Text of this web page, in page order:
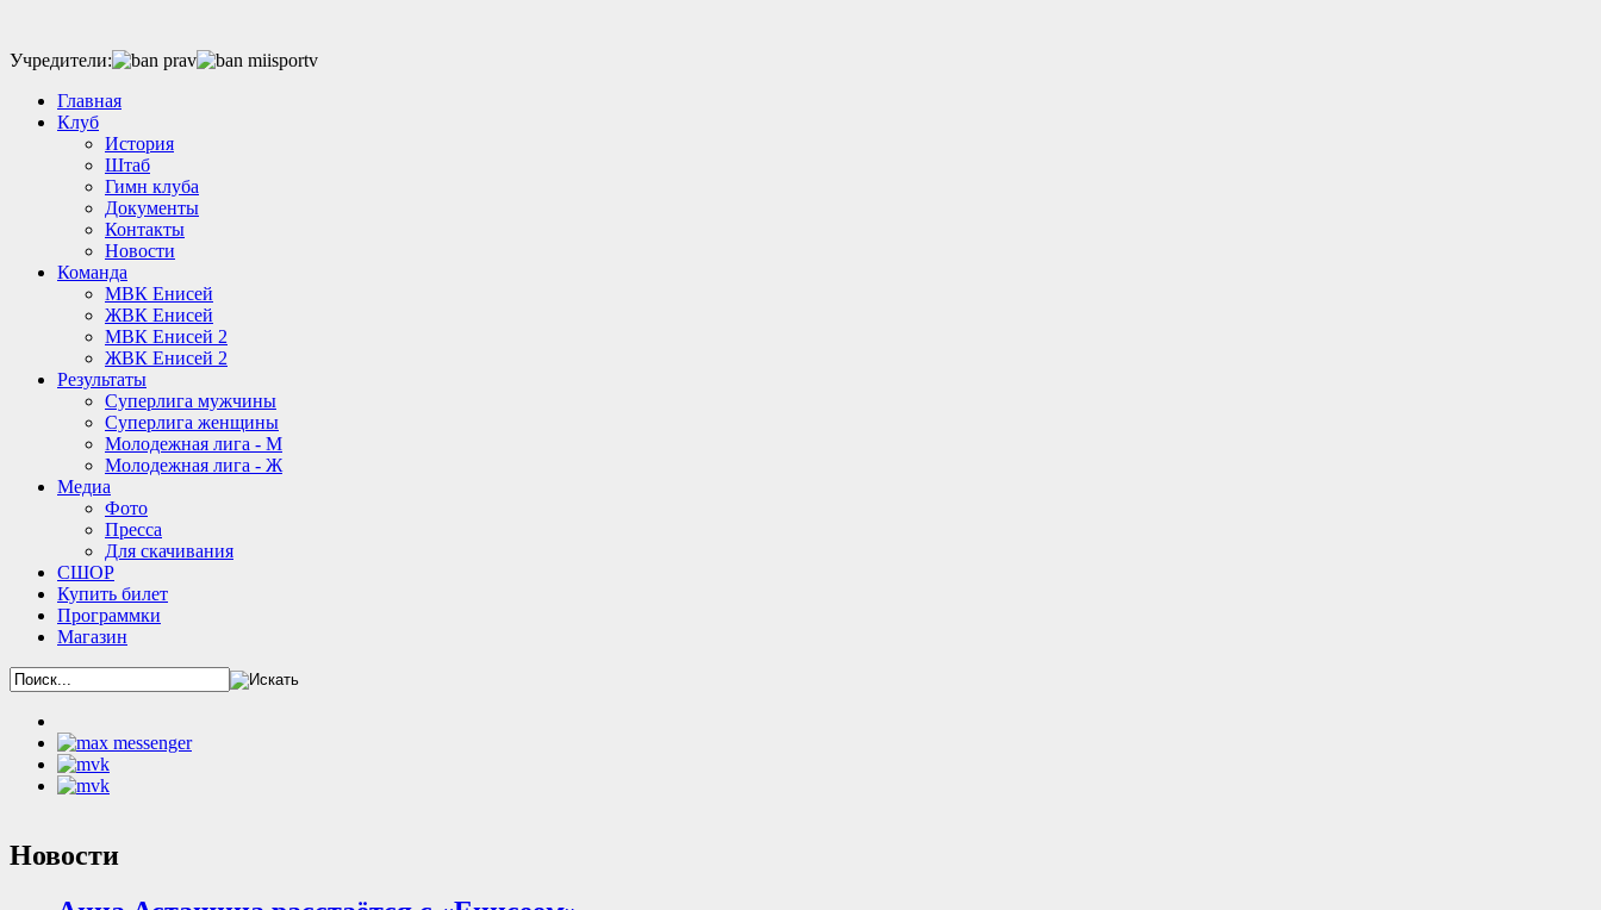
Учредители:
Главная
Клуб
История
Штаб
Гимн клуба
Документы
Контакты
Новости
Команда
МВК Енисей
ЖВК Енисей
МВК Енисей 2
ЖВК Енисей 2
Результаты
Суперлига мужчины
Суперлига женщины
Молодежная лига - М
Молодежная лига - Ж
Медиа
Фото
Пресса
Для скачивания
СШОР
Купить билет
Программки
Магазин
Новости